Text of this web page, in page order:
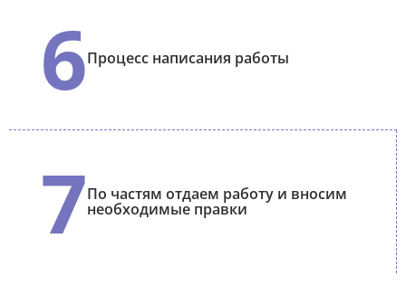
6Процесс написания работы
7По частям отдаем работу и вносим
необходимые правки